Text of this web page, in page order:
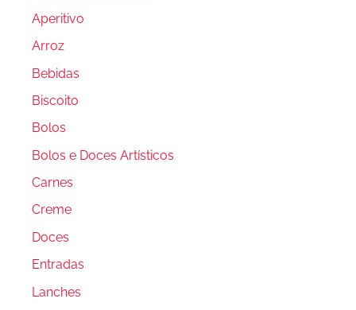
Aperitivo
Arroz
Bebidas
Biscoito
Bolos
Bolos e Doces Artísticos
Carnes
Creme
Doces
Entradas
Lanches